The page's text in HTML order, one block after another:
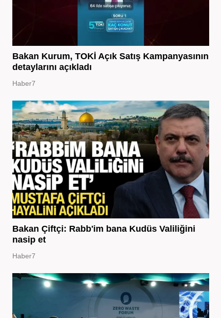
Bakan Kurum, TOKİ Açık Satış Kampanyasının
detaylarını açıkladı
Haber7
Bakan Çiftçi: Rabb'im bana Kudüs Valiliğini
nasip et
Haber7